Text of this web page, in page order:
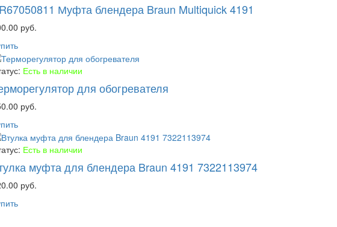
Муфта блендера Braun Multiquick 4191
руб.
Есть в наличии
для обогревателя
руб.
Есть в наличии
муфта для блендера Braun 4191 7322113974
руб.